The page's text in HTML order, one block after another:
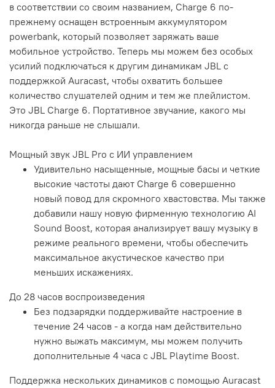
в соответствии со своим названием, Charge 6 по-
прежнему оснащен встроенным аккумулятором
powerbank, который позволяет заряжать ваше
мобильное устройство. Теперь мы можем без особых
усилий подключаться к другим динамикам JBL с
поддержкой Auracast, чтобы охватить большее
количество слушателей одним и тем же плейлистом.
Это JBL Charge 6. Портативное звучание, какого мы
никогда раньше не слышали.
Мощный звук JBL Pro с ИИ управлением
Удивительно насыщенные, мощные басы и четкие
высокие частоты дают Charge 6 совершенно
новый повод для скромного хвастовства. Мы также
добавили нашу новую фирменную технологию AI
Sound Boost, которая анализирует вашу музыку в
режиме реального времени, чтобы обеспечить
максимальное акустическое качество при
меньших искажениях.
До 28 часов воспроизведения
Без подзарядки поддерживайте настроение в
течение 24 часов - а когда нам действительно
нужно выжать максимум, мы можем получить
дополнительные 4 часа с JBL Playtime Boost.
Поддержка нескольких динамиков с помощью Auracast